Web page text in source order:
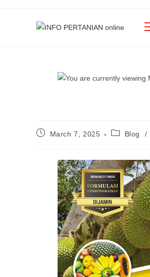
March 7, 2025 Blog /